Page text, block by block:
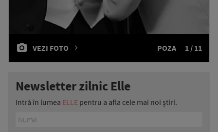
VEZI FOTO POZA 1 / 11
Newsletter zilnic Elle
Intră în lumea ELLE pentru a afla cele mai noi știri.